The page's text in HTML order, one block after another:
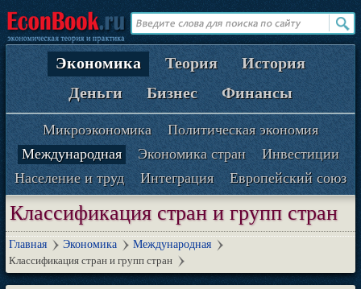
Экономика Теория
История
Деньги
Бизнес Финансы
Микроэкономика
Политическая экономия
Международная
Экономика стран
Инвестиции
Население и труд
Интеграция Европейский союз
Классификация стран и групп стран
Главная Экономика
Международная
Классификация стран и групп стран